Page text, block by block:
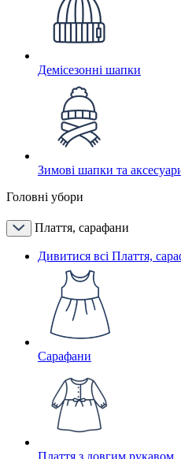
Демісезонні шапки
Зимові шапки та
Головні убори
Плаття, сарафани
Дивитися всі Плаття,
Сарафани
Плаття з довгим рукавом